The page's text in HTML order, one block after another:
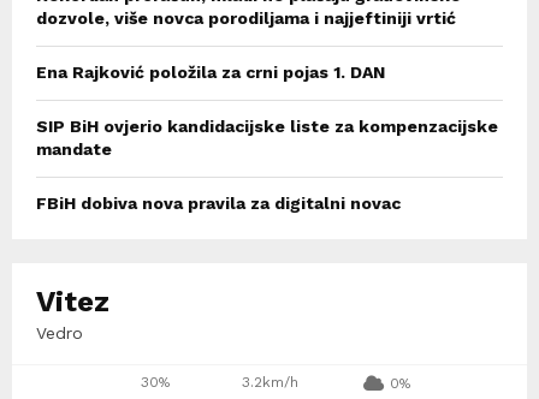
dozvole, više novca porodiljama i najjeftiniji vrtić
Ena Rajković položila za crni pojas 1. DAN
SIP BiH ovjerio kandidacijske liste za kompenzacijske
mandate
FBiH dobiva nova pravila za digitalni novac
Vitez
Vedro
30% 3.2km/h 0%